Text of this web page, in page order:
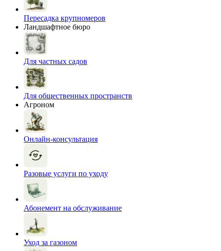
Пересадка крупномеров
Ландшафтное бюро
Для частных садов
Для общественных пространств
Агроном
Онлайн-консультация
Разовые услуги по уходу
Абонемент на обслуживание
Уход за газоном